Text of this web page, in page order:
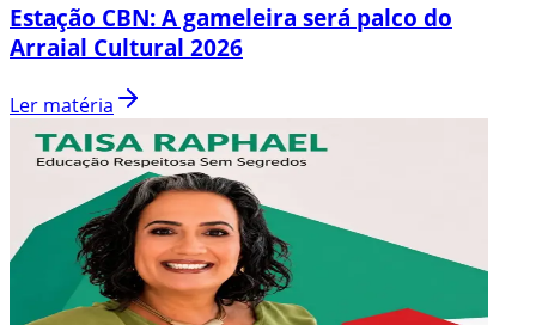
Estação CBN: A gameleira será palco do
Arraial Cultural 2026
Ler matéria